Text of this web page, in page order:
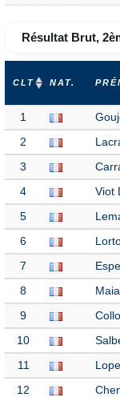
Résultat Brut,
CLT NAT.
1
2
3
4 Viot
5
6
7
8
9
10
11
12